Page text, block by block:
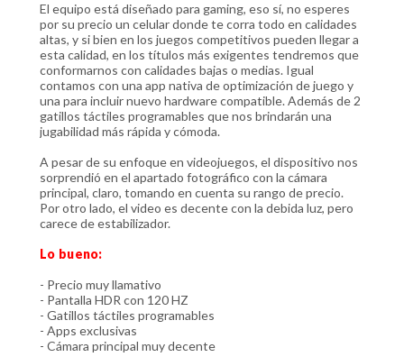
El equipo está diseñado para gaming, eso sí, no esperes
por su precio un celular donde te corra todo en calidades
altas, y si bien en los juegos competitivos pueden llegar a
esta calidad, en los títulos más exigentes tendremos que
conformarnos con calidades bajas o medias. Igual
contamos con una app nativa de optimización de juego y
una para incluir nuevo hardware compatible. Además de 2
gatillos táctiles programables que nos brindarán una
jugabilidad más rápida y cómoda.
A pesar de su enfoque en videojuegos, el dispositivo nos
sorprendió en el apartado fotográfico con la cámara
principal, claro, tomando en cuenta su rango de precio.
Por otro lado, el video es decente con la debida luz, pero
carece de estabilizador.
Lo bueno:
- Precio muy llamativo
- Pantalla HDR con 120 HZ
- Gatillos táctiles programables
- Apps exclusivas
- Cámara principal muy decente